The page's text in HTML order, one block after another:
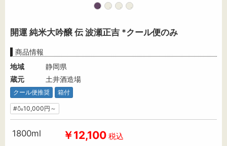
開運 純米大吟醸 伝 波瀬正吉 *クール便のみ
商品情報
地域
静岡県
蔵元
土井酒造場
クール便推奨 箱付
#🍶10,000円～
1800ml ￥12,100 税込